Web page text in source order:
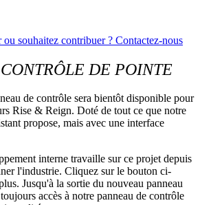
souhaitez contribuer ? Contactez-nous
DE POINTE
de contrôle sera bientôt disponible pour
Rise & Reign. Doté de tout ce que notre
propose, mais avec une interface
interne travaille sur ce projet depuis
l'industrie. Cliquez sur le bouton ci-
Jusqu'à la sortie du nouveau panneau
accès à notre panneau de contrôle